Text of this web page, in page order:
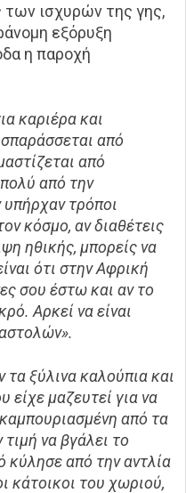
των ισχυρών της γης,
εξόρυξη
η παροχή
καριέρα και
από
από
από την
υπήρχαν τρόποι
κόσμο, αν διαθέτεις
ηθικής, μπορείς να
ότι στην Αφρική
σου έστω και αν το
Αρκεί να είναι
τα ξύλινα καλούπια και
μαζευτεί για να
από τα
να βγάλει το
κύλησε από την αντλία
κάτοικοι του χωριού,